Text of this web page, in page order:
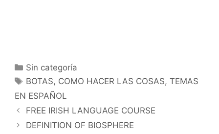
Categorías
Sin categoría
Etiquetas
BOTAS, COMO HACER LAS COSAS,TEMAS
EN ESPAÑOL
FREE IRISH LANGUAGE COURSE
DEFINITION OF BIOSPHERE